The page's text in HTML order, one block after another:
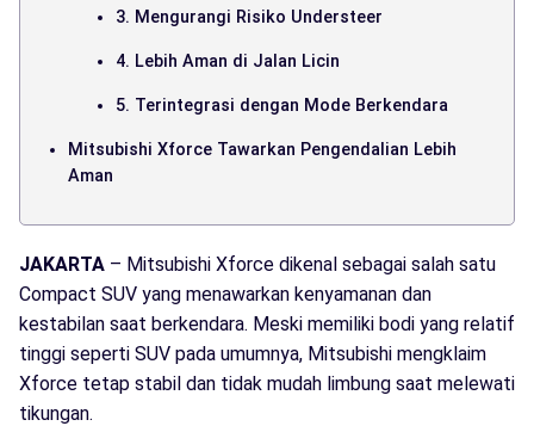
3. Mengurangi Risiko Understeer
4. Lebih Aman di Jalan Licin
5. Terintegrasi dengan Mode Berkendara
Mitsubishi Xforce Tawarkan Pengendalian Lebih
Aman
JAKARTA – Mitsubishi Xforce dikenal sebagai salah satu
Compact SUV yang menawarkan kenyamanan dan
kestabilan saat berkendara. Meski memiliki bodi yang relatif
tinggi seperti SUV pada umumnya, Mitsubishi mengklaim
Xforce tetap stabil dan tidak mudah limbung saat melewati
tikungan.